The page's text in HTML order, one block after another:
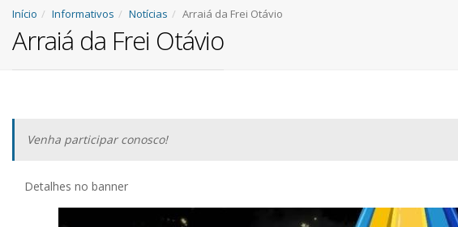
Início Informativos Notícias Arraiá da Frei Otávio
Arraiá da Frei Otávio
Venha participar conosco!
Detalhes no banner